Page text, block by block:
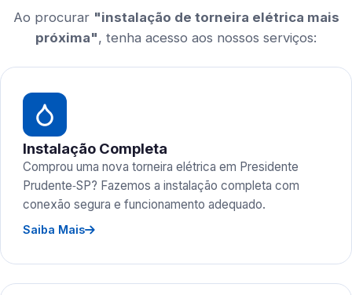
Ao procurar "instalação de torneira elétrica mais
próxima", tenha acesso aos nossos serviços:
Instalação Completa
Comprou uma nova torneira elétrica em Presidente
Prudente‑SP? Fazemos a instalação completa com
conexão segura e funcionamento adequado.
Saiba Mais